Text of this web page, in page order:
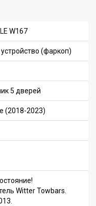
W167
(фаркоп)
5 дверей
(2018-2023)
Witter Towbars.